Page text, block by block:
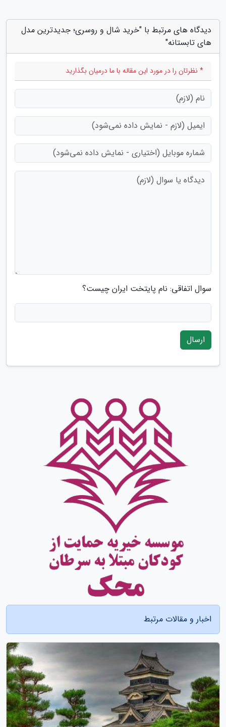
دیدگاه های مرتبط با "خرید شال و روسری؛ جدیدترین مدل
های تابستانه"
* نظرتان را در مورد این مقاله با ما درمیان بگذارید
سوال اتفاقی: نام پایتخت ایران چیست؟
ارسال
اخبار و مقالات مرتبط